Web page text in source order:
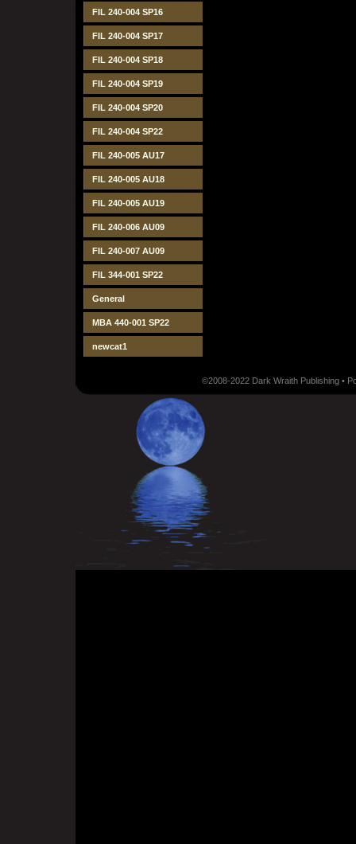
FIL 240-004 SP16
FIL 240-004 SP17
FIL 240-004 SP18
FIL 240-004 SP19
FIL 240-004 SP20
FIL 240-004 SP22
FIL 240-005 AU17
FIL 240-005 AU18
FIL 240-005 AU19
FIL 240-006 AU09
FIL 240-007 AU09
FIL 344-001 SP22
General
MBA 440-001 SP22
newcat1
©2008-2022 Dark Wraith Publishing •